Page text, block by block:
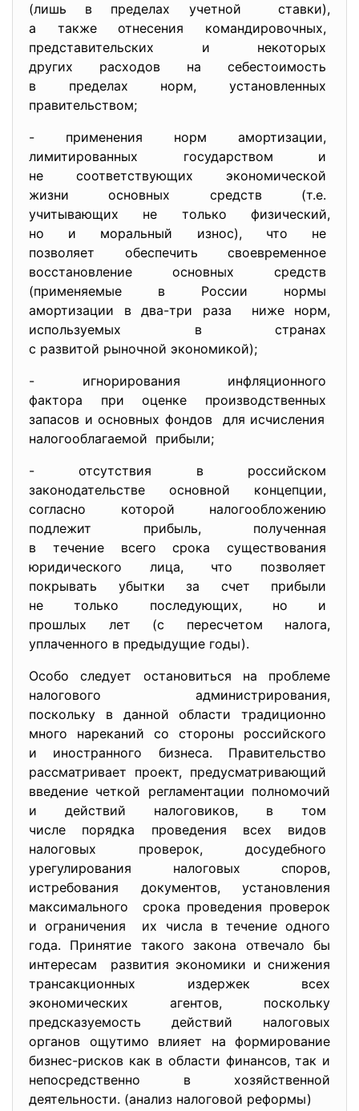
(лишь в пределах учетной ставки),
а также отнесения командировочных,
представительских и некоторых
других расходов на себестоимость
в пределах норм, установленных
правительством;
- применения норм амортизации,
лимитированных государством и
не соответствующих экономической
жизни основных средств (т.е.
учитывающих не только физический,
но и моральный износ), что не
позволяет обеспечить своевременное
восстановление основных средств
(применяемые в России нормы
амортизации в два-три раза ниже норм,
используемых в странах
с развитой рыночной экономикой);
- игнорирования инфляционного
фактора при оценке производственных
запасов и основных фондов для исчисления
налогооблагаемой прибыли;
- отсутствия в российском
законодательстве основной концепции,
согласно которой налогообложению
подлежит прибыль, полученная
в течение всего срока существования
юридического лица, что позволяет
покрывать убытки за счет прибыли
не только последующих, но и
прошлых лет (с пересчетом налога,
уплаченного в предыдущие годы).
Особо следует остановиться на проблеме
налогового администрирования,
поскольку в данной области традиционно
много нареканий со стороны российского
и иностранного бизнеса. Правительство
рассматривает проект, предусматривающий
введение четкой регламентации полномочий
и действий налоговиков, в том
числе порядка проведения всех видов
налоговых проверок, досудебного
урегулирования налоговых споров,
истребования документов, установления
максимального срока проведения проверок
и ограничения их числа в течение одного
года. Принятие такого закона отвечало бы
интересам развития экономики и снижения
трансакционных издержек всех
экономических агентов, поскольку
предсказуемость действий налоговых
органов ощутимо влияет на формирование
бизнес-рисков как в области финансов, так и
непосредственно в хозяйственной
деятельности. (анализ налоговой реформы)